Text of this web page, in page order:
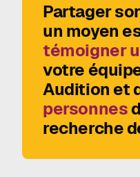
Partager
un moyen
témoigner
votre
Audition et
personnes
recherche